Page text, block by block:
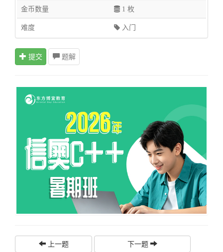
金币数量 1 枚
难度 入门
提交 题解
上一题 下一题